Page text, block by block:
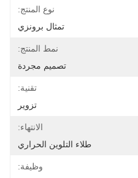
نوع المنتج:
تمثال برونزي
نمط المنتج:
تصميم مجردة
تقنية:
تزوير
الانتهاء:
طلاء التلوين الحراري
وظيفة: